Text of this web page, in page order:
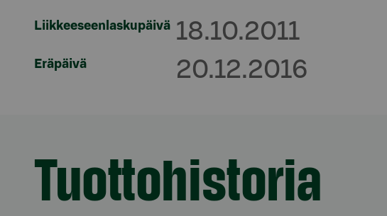
Liikkeeseenlaskupäivä 18.10.2011
Eräpäivä 20.12.2016
Tuottohistoria